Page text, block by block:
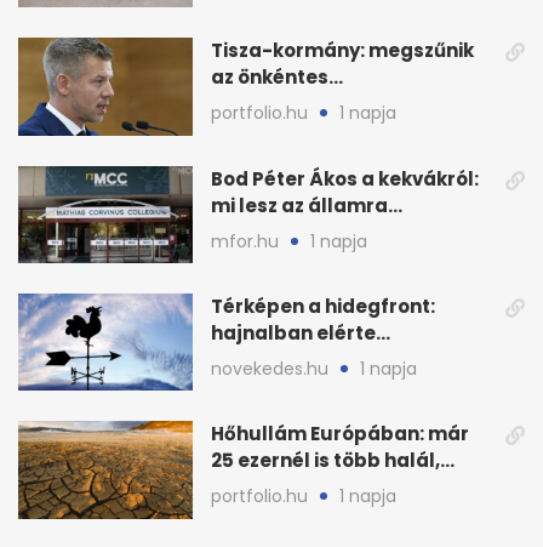
Tisza-kormány: megszűnik
az önkéntes
fogyasztáscsökkentés
portfolio.hu 1 napja
Bod Péter Ákos a kekvákról:
mi lesz az államra
visszaszálló vagyonnal?
mfor.hu 1 napja
Térképen a hidegfront:
hajnalban elérte
Magyarország határát
novekedes.hu 1 napja
Hőhullám Európában: már
25 ezernél is több halál,
folytatódhat
portfolio.hu 1 napja